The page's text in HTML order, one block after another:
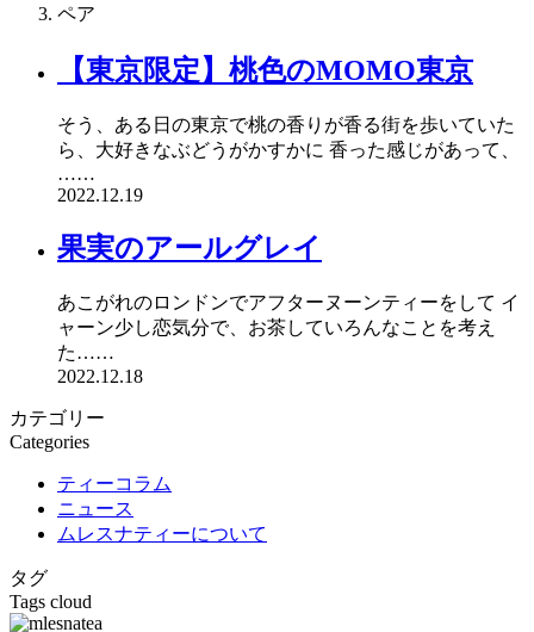
ペア
【東京限定】桃色のMOMO東京
そう、ある日の東京で桃の香りが香る街を歩いていた
ら、大好きなぶどうがかすかに 香った感じがあって、
……
2022.12.19
果実のアールグレイ
あこがれのロンドンでアフターヌーンティーをして イ
ャーン少し恋気分で、お茶していろんなことを考え
た……
2022.12.18
カテゴリー
Categories
ティーコラム
ニュース
ムレスナティーについて
タグ
Tags cloud